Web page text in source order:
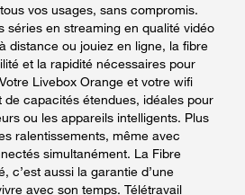
vos usages, sans compromis.
séries en streaming en qualité vidéo
distance ou jouiez en ligne, la fibre
et la rapidité nécessaires pour
Livebox Orange et votre wifi
de capacités étendues, idéales pour
ou les appareils intelligents. Plus
ralentissements, même avec
simultanément. La Fibre
c’est aussi la garantie d’une
avec son temps. Télétravail